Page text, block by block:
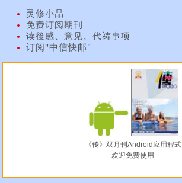
灵修小品
免费订阅期刊
读後感、意见、代祷事项
订阅"中信快邮"
《传》双月刊Android应用程式
欢迎免费使用